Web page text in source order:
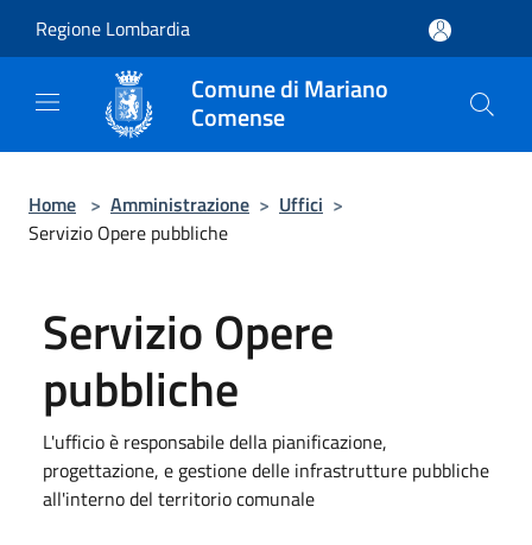
Regione Lombardia
Comune di Mariano
Comense
Home > Amministrazione > Uffici >
Servizio Opere pubbliche
Servizio Opere
pubbliche
L'ufficio è responsabile della pianificazione,
progettazione, e gestione delle infrastrutture pubbliche
all'interno del territorio comunale